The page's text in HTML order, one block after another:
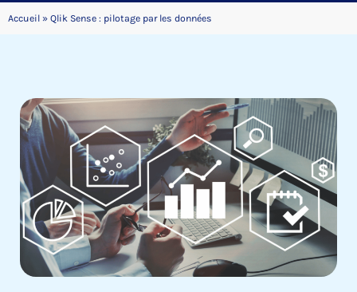
Accueil » Qlik Sense : pilotage par les données